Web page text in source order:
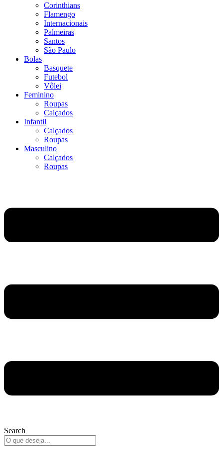
Corinthians
Flamengo
Internacionais
Palmeiras
Santos
São Paulo
Bolas
Basquete
Futebol
Vôlei
Feminino
Roupas
Calçados
Infantil
Calçados
Roupas
Masculino
Calçados
Roupas
Search